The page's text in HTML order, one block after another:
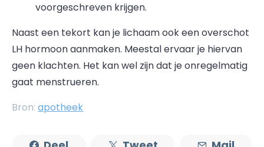
voorgeschreven krijgen.
Naast een tekort kan je lichaam ook een overschot
LH hormoon aanmaken. Meestal ervaar je hiervan
geen klachten. Het kan wel zijn dat je onregelmatig
gaat menstrueren.
Bron: apotheek